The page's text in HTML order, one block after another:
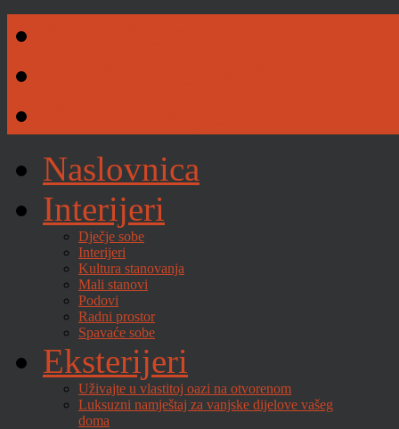
Naslovnica
Interijeri
Dječje sobe
Interijeri
Kultura stanovanja
Mali stanovi
Podovi
Radni prostor
Spavaće sobe
Eksterijeri
Uživajte u vlastitoj oazi na otvorenom
Luksuzni namještaj za vanjske dijelove vašeg
doma